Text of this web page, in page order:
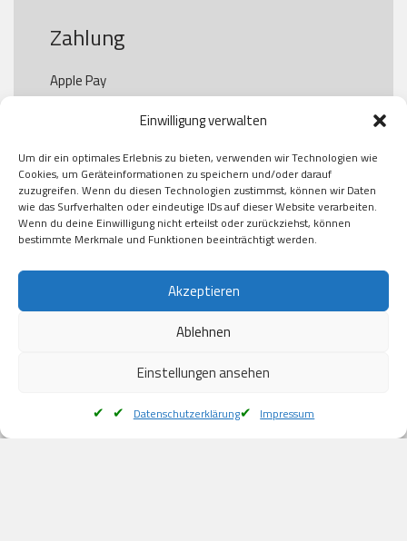
Einwilligung verwalten
Um dir ein optimales Erlebnis zu bieten, verwenden wir Technologien wie
Cookies, um Geräteinformationen zu speichern und/oder darauf
zuzugreifen. Wenn du diesen Technologien zustimmst, können wir Daten
wie das Surfverhalten oder eindeutige IDs auf dieser Website verarbeiten.
Wenn du deine Einwilligung nicht erteilst oder zurückziehst, können
bestimmte Merkmale und Funktionen beeinträchtigt werden.
Akzeptieren
Ablehnen
Einstellungen ansehen
Datenschutzerklärung Impressum
Zahlung
Apple Pay
Paypal
Kauf auf Rechung
Klarna
American Express